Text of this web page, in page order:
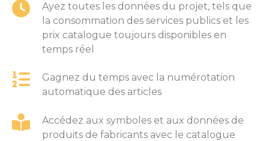
Ayez toutes les données du projet, tels que
la consommation des services publics et les
prix catalogue toujours disponibles en
temps réel
Gagnez du temps avec la numérotation
automatique des articles
Accédez aux symboles et aux données de
produits de fabricants avec le catalogue